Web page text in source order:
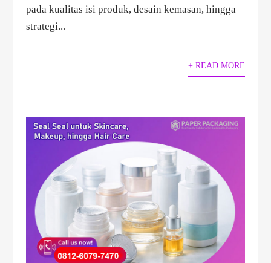
pada kualitas isi produk, desain kemasan, hingga
strategi...
+ READ MORE